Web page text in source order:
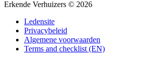
Erkende Verhuizers © 2026
Ledensite
Privacybeleid
Algemene voorwaarden
Terms and checklist (EN)